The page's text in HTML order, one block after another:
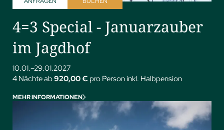
4=3 Special - Januarzauber
im Jagdhof
10.01.–29.01.2027
4 Nächte ab920,00 € pro Person inkl. Halbpension
MEHR INFORMATIONEN